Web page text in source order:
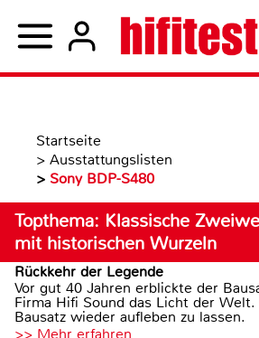
Startseite
> Ausstattungslisten
> Sony BDP-S480
Topthema: Klassische
mit historischen Wurzeln
Rückkehr der Legende
Vor gut 40 Jahren erblickte der
Firma Hifi Sound das Licht der
Bausatz wieder aufleben zu lassen.
>> Mehr erfahren